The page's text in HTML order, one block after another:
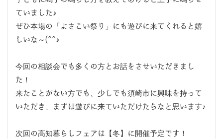
ていました♪
ぜひ本場の「よさこい祭り」にも遊びに来てくれると嬉
しいな～(^^♪
今回の相談会でも多くの方とお話をさせいただきまし
た！
来たことがない方でも、少しでも須崎市に興味を持って
いただき、まずは遊びに来ていただけたらなと思います♪
次回の高知暮らしフェアは【冬】に開催予定です！